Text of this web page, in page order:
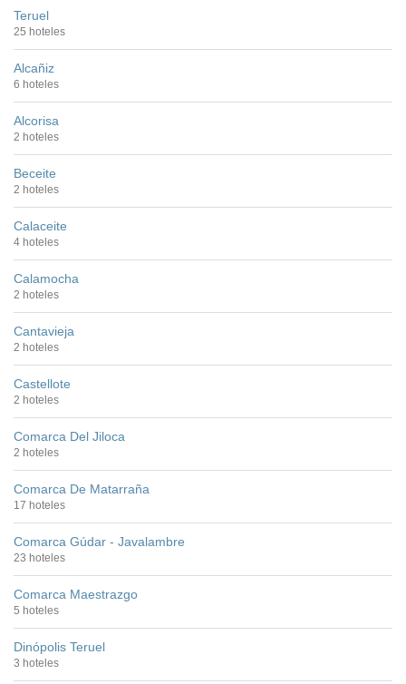
Teruel
25 hoteles
Alcañiz
6 hoteles
Alcorisa
2 hoteles
Beceite
2 hoteles
Calaceite
4 hoteles
Calamocha
2 hoteles
Cantavieja
2 hoteles
Castellote
2 hoteles
Comarca Del Jiloca
2 hoteles
Comarca De Matarraña
17 hoteles
Comarca Gúdar - Javalambre
23 hoteles
Comarca Maestrazgo
5 hoteles
Dinópolis Teruel
3 hoteles